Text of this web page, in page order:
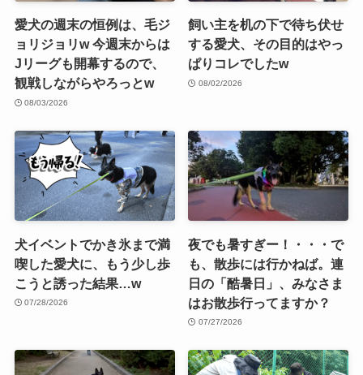
愛犬の週末の恒例は、毛ジ
ョリジョリw 今週末からは
Jリーグも開幕するので、
観戦しながらやろっとw
08/03/2026
飼い主を机の下で待ち伏せ
する愛犬、その目的はやっ
ぱりコレでしたw
08/02/2026
犬イベントでかき氷まで満
喫した愛犬に、もう少し歩
こうと誘った結果…w
07/28/2026
夜でも暑すぎー！・・・で
も、散歩には行かねば。連
日の「酷暑日」、みなさま
はお散歩行ってますか？
07/27/2026